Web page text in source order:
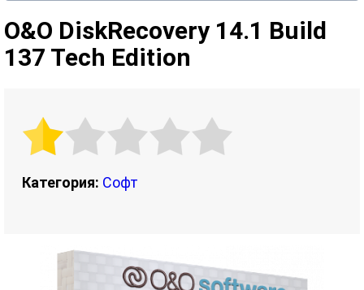
O&O DiskRecovery 14.1 Build
137 Tech Edition
Категория: Софт